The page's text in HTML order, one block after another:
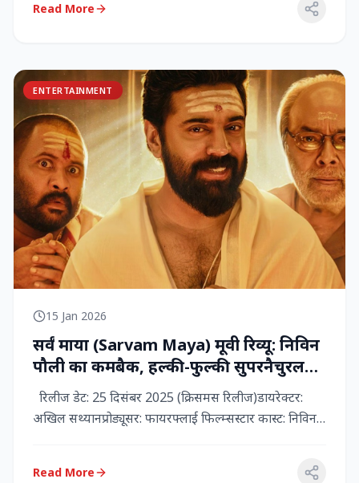
Read More
ENTERTAINMENT
15 Jan 2026
सर्वं माया (Sarvam Maya) मूवी रिव्यू: निविन
पौली का कमबैक, हल्की-फुल्की सुपरनैचुरल
कॉमेडी जो दिल को छू जाती है
रिलीज डेट: 25 दिसंबर 2025 (क्रिसमस रिलीज)डायरेक्टर:
अखिल सथ्यानप्रोड्यूसर: फायरफ्लाई फिल्म्सस्टार कास्ट: निविन
Read More